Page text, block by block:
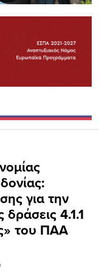
για την
4.1.1
του ΠΑΑ